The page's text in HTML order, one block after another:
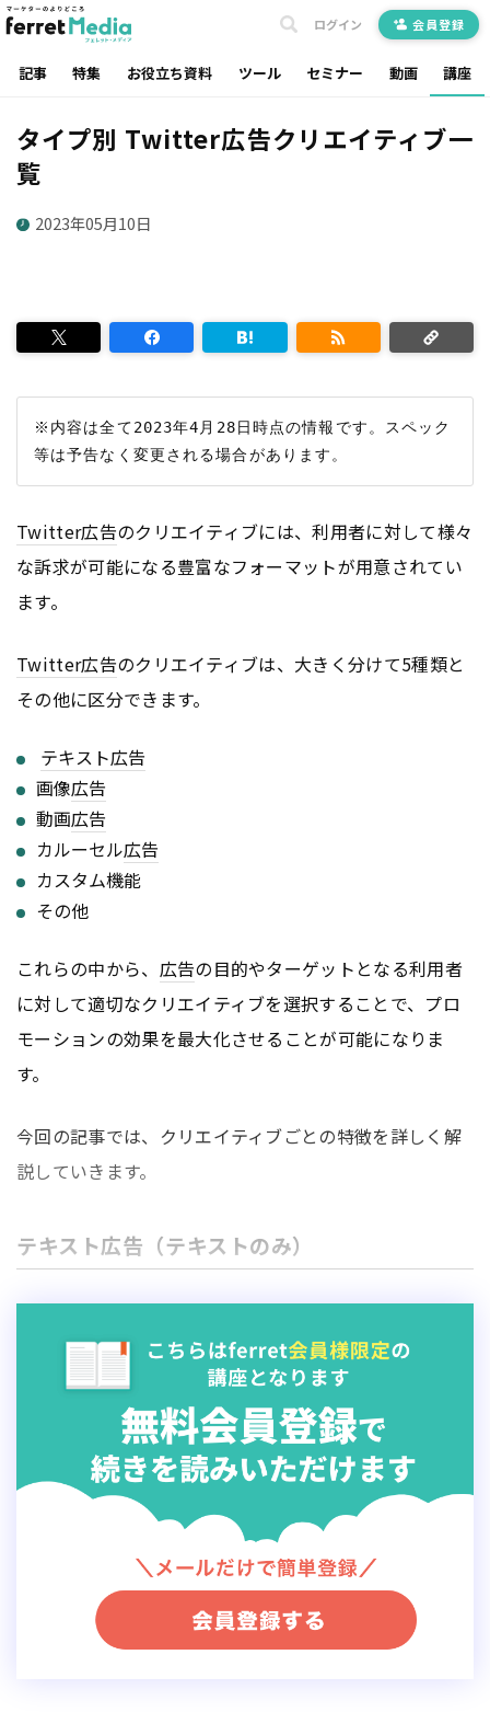
記事 特集 お役立ち資料 ツール セミナー 動画 講座
ログイン 会員登録
タイプ別 Twitter広告クリエイティブ一
覧
2023年05月10日
※内容は全て2023年4月28日時点の情報です。スペック
Twitter広告のクリエイティブには、利用者に対して様々
な訴求が可能になる豊富なフォーマットが用意されてい
ます。
Twitter広告のクリエイティブは、大きく分けて5種類と
その他に区分できます。
テキスト広告
画像広告
動画広告
カルーセル広告
カスタム機能
その他
これらの中から、 広告の目的やターゲットとなる利用者
に対して適切なクリエイティブを選択することで、プロ
モーションの効果を最大化させることが可能になりま
す。
今回の記事では、クリエイティブごとの特徴を詳しく解
説していきます。
テキスト広告（テキストのみ）